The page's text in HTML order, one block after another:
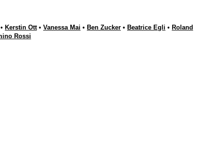
• Kerstin Ott• Vanessa Mai • Ben Zucker • Beatrice Egli • Roland
Rossi